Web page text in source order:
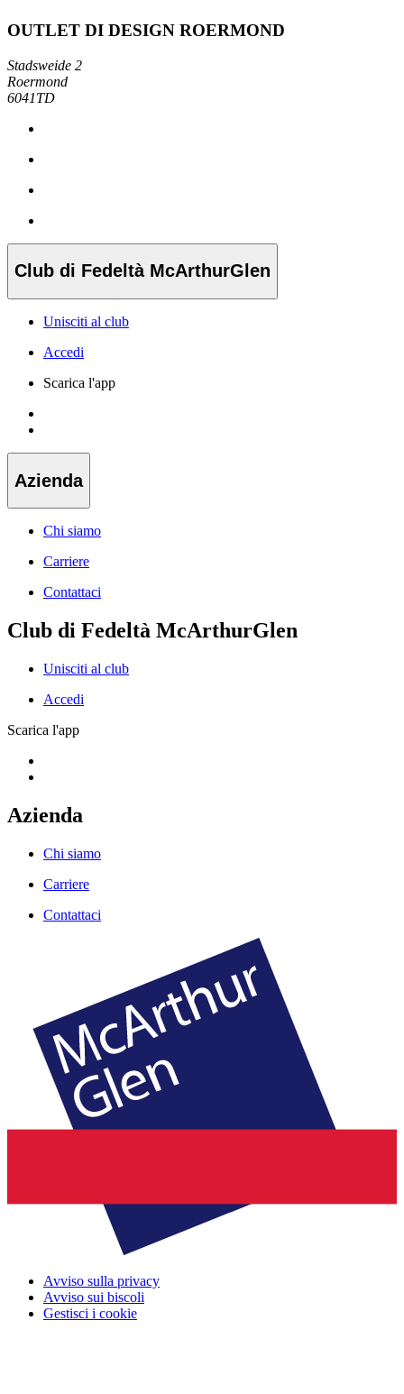
OUTLET DI DESIGN ROERMOND
Stadsweide 2
Roermond
6041TD
Club di Fedeltà McArthurGlen
Unisciti al club
Accedi
Scarica l'app
Azienda
Chi siamo
Carriere
Contattaci
Club di Fedeltà McArthurGlen
Unisciti al club
Accedi
Scarica l'app
Azienda
Chi siamo
Carriere
Contattaci
Avviso sulla privacy
Avviso sui biscoli
Gestisci i cookie